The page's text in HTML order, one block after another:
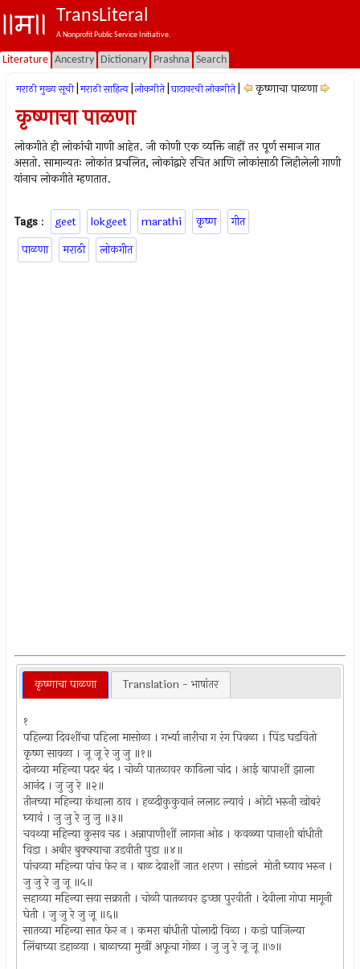
TransLiteral
A Nonprofit Public Service Initiative.
Literature Ancestry Dictionary Prashna Search
मराठी मुख्य सूची मराठी साहित्य लोकगीते घाटावरची लोकगीते कृष्णाचा पाळणा
कृष्णाचा पाळणा
लोकगीते ही लोकांची गाणी आहेत. जी कोणी एक व्यक्ति नाहीं तर पूर्ण समाज गात
असतो. सामान्यतः लोकांत प्रचलित, लोकांद्वारे रचित आणि लोकांसाठी लिहीलेली गाणी
यांनाच लोकगीते म्हणतात.
Tags : geet lokgeet marathi कृष्ण
गीत
पाळणा
मराठी लोकगीत
कृष्णाचा पाळणा Translation - भाषांतर
१
पहिल्या दिवशींचा पहिला मासोळा । गर्भ्या नारीचा ग रंग पिवळा । पिंड घडवितो
कृष्ण सावळा । जू जू रे जु जु ॥१॥
दोनव्या महिन्या पदर बंद । चोळी पातळावर काढिला चांद । आई बापाशीं झाला
आनंद । जु जु रे ॥२॥
तीनच्या महिन्या कंथाला ठाव । हळदीकुकुवानं ललाट ल्यावं । ओटी भरुनी खोबरं
घ्यावं । जु जु रे जु जु ॥३॥
चवथ्या महिन्या कुसव चढ । अन्नापाणीशीं लागना ओढ । कवळ्या पानाशी बांधीती
विडा । अबीर बुक्क्याचा उडवीती पुडा ॥४॥
पांचव्या महिन्या पांच फेर न । बाळ देवाशीं जात शरण । सांडलं मोती घ्याव भरुन ।
जु जु रे जु जू ॥५॥
सहाव्या महिन्या सया सक्राती । चोळी पातळावर इच्छा पुरवीती । देवीला गोपा मागूनी
घेती । जु जु रे जु जू ॥६॥
सातव्या महिन्या सात फेर न । कमरा बांधीती पोलादी विळा । कडो पाजिल्या
लिंबाच्या डहाळया । बाळाच्या मुखीं अफूचा गोळा । जु जु रे जू जू ॥७॥